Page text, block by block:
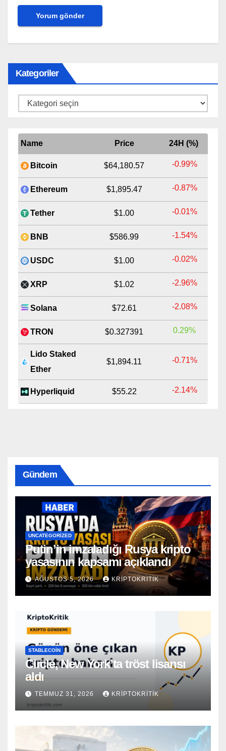
Kategoriler
Kategoriler
Name Price 24H (%)
Bitcoin $64,180.57 -0.99%
Ethereum $1,895.47 -0.87%
Tether $1.00 -0.01%
BNB $586.99 -1.54%
USDC $1.00 -0.02%
XRP $1.02 -2.96%
Solana $72.61 -2.08%
TRON $0.327391 0.29%
Lido Staked
Ether
$1,894.11 -0.71%
Hyperliquid $55.22 -2.14%
Gündem
UNCATEGORIZED
Putin’in imzaladığı Rusya kripto
yasasının kapsamı açıklandı
AĞUSTOS 5, 2026 KRIPTOKRITIK
STABLECOIN
Circle, New York’ta tröst lisansı
aldı
TEMMUZ 31, 2026 KRIPTOKRITIK